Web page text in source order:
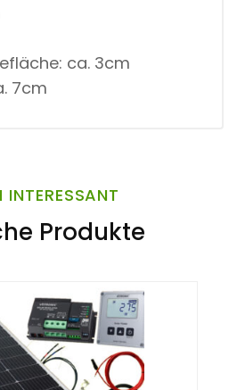
ca. 3cm
7cm
INTERESSANT
Produkte